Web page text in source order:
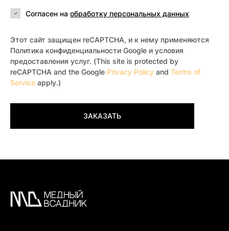
Согласен на обработку персональных данных
Этот сайт защищен reCAPTCHA, и к нему применяются
Политика конфиденциальности Google и условия
предоставления услуг. (This site is protected by
reCAPTCHA and the Google Privacy Policy and Terms of
Service apply.)